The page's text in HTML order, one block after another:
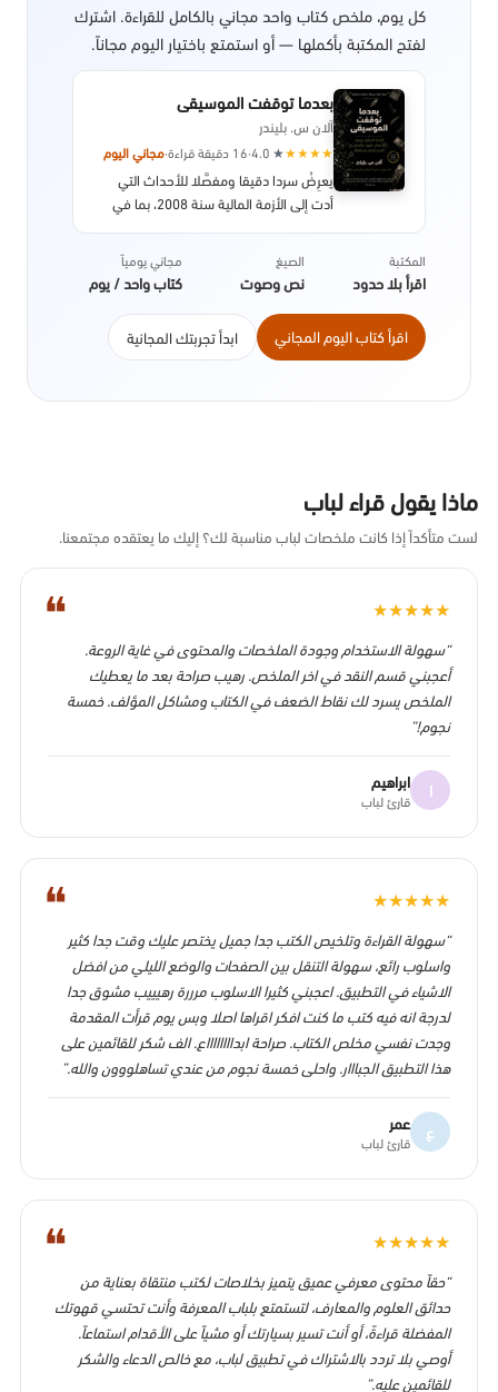
كل يوم، ملخص كتاب واحد مجاني بالكامل للقراءة. اشترك
لفتح المكتبة بأكملها — أو استمتع باختيار اليوم مجاناً.
بعدما توقفت الموسيقى
آلان س. بليندر
★
★
★
★
★
4.0
·16 دقيقة قراءة ·مجاني اليوم
يعرِضُ سردا دقيقا ومفصَّلا للأحداث التي
أدت إلى الأزمة المالية سنة 2008، بما في
بحدوث الانهيار الاقتصادي، مع التركيز بشكل
خاص على تداعياتها على الصعيد الدولي. صدر
عن دار النشر بنجوين سنة 2013.
المكتبة
اقرأ بلا حدود
الصيغ
نص وصوت
مجاني يومياً
كتاب واحد / يوم
اقرأ كتاب اليوم المجاني ابدأ تجربتك المجانية
ماذا يقول قراء لباب
لست متأكداً إذا كانت ملخصات لباب مناسبة لك؟ إليك ما يعتقده مجتمعنا.
❝ ★
★
★
★
★
“سهولة الاستخدام وجودة الملخصات والمحتوى في غاية الروعة.
أعجبني قسم النقد في اخر الملخص. رهيب صراحة بعد ما يعطيك
الملخص يسرد لك نقاط الضعف في الكتاب ومشاكل المؤلف. خمسة
نجوم!”
ا ابراهيم
قارئ لباب
❝ ★
★
★
★
★
“سهولة القراءة وتلخيص الكتب جدا جميل يختصر عليك وقت جدا كثير
واسلوب رائع، سهولة التنقل بين الصفحات والوضع الليلي من افضل
الاشياء في التطبيق. اعجبني كثيرا الاسلوب مرررة رهيييب مشوق جدا
لدرجة انه فيه كتب ما كنت افكر اقراها اصلا وبس يوم قرأت المقدمة
وجدت نفسي مخلص الكتاب. صراحة ابدااااااااع. الف شكر للقائمين على
هذا التطبيق الجبااار. واحلى خمسة نجوم من عندي تساهلووون والله.”
ع عمر
قارئ لباب
❝ ★
★
★
★
★
“حقاً محتوى معرفي عميق يتميز بخلاصات لكتب منتقاة بعناية من
حدائق العلوم والمعارف، لتستمتع بلباب المعرفة وأنت تحتسي قهوتك
المفضلة قراءةً، أو أنت تسير بسيارتك أو مشياً على الأقدام استماعاً.
أوصي بلا تردد بالاشتراك في تطبيق لباب، مع خالص الدعاء والشكر
للقائمين عليه.”